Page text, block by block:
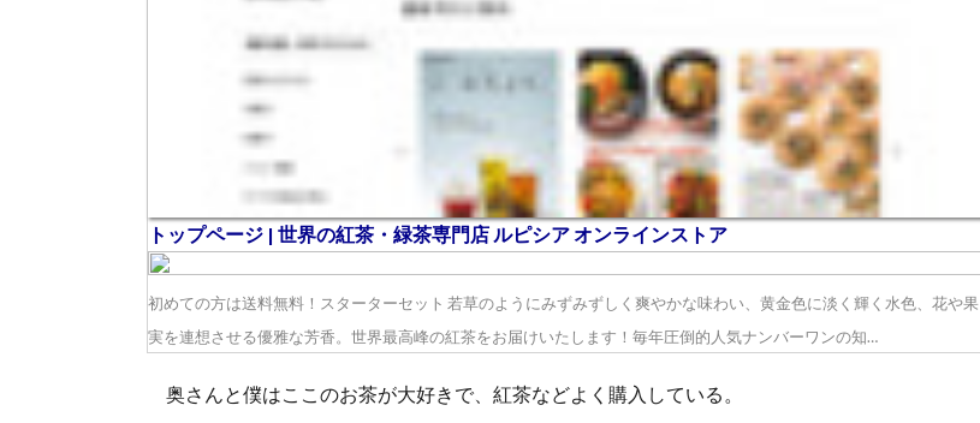
トップページ | 世界の紅茶・緑茶専門店 ルピシア オンラインストア
初めての方は送料無料！スターターセット 若草のようにみずみずしく爽やかな味わい、黄金色に淡く輝く水色、花や果
実を連想させる優雅な芳香。世界最高峰の紅茶をお届けいたします！毎年圧倒的人気ナンバーワンの知…
奥さんと僕はここのお茶が大好きで、紅茶などよく購入している。